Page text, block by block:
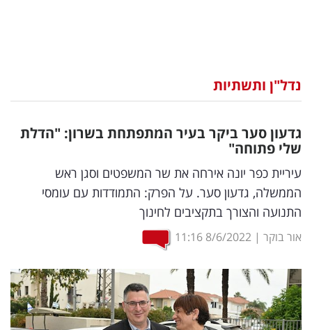
וצרכנות
דיגיטל
וטק
שיווק
ופרסום
מדדים
ומחקרים
נדל"ן ותשתיות
גדעון סער ביקר בעיר המתפתחת בשרון: "הדלת
שלי פתוחה"
עיריית כפר יונה אירחה את שר המשפטים וסגן ראש
הממשלה, גדעון סער. על הפרק: התמודדות עם עומסי
התנועה והצורך בתקציבים לחינוך
אור בוקר |
8/6/2022
11:16